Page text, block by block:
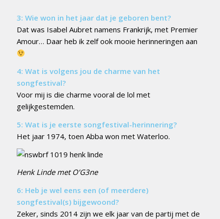
3: Wie won in het jaar dat je geboren bent?
Dat was Isabel Aubret namens Frankrijk, met Premier
Amour… Daar heb ik zelf ook mooie herinneringen aan
4: Wat is volgens jou de charme van het
songfestival?
Voor mij is die charme vooral de lol met
gelijkgestemden.
5: Wat is je eerste songfestival-herinnering?
Het jaar 1974, toen Abba won met Waterloo.
Henk Linde met O’G3ne
6: Heb je wel eens een (of meerdere)
songfestival(s) bijgewoond?
Zeker, sinds 2014 zijn we elk jaar van de partij met de